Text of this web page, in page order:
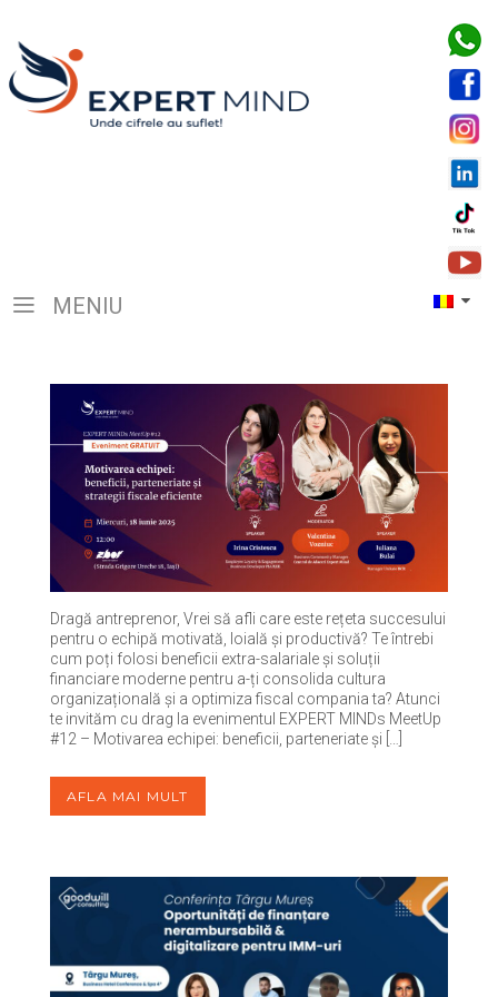
MENIU
Dragă antreprenor, Vrei să afli care este rețeta succesului
pentru o echipă motivată, loială și productivă? Te întrebi
cum poți folosi beneficii extra-salariale și soluții
financiare moderne pentru a-ți consolida cultura
organizațională și a optimiza fiscal compania ta? Atunci
te invităm cu drag la evenimentul EXPERT MINDs MeetUp
#12 – Motivarea echipei: beneficii, parteneriate și […]
AFLA MAI MULT